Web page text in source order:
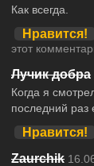
Как всегда.
Нравится!
этот
Лучик добра
Когда я
последний раз
Нравится!
Zaurchik